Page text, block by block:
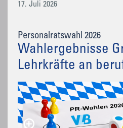
17. Juli 2026
Personalratswahl 2026
Wahlergebnisse
Lehrkräfte an